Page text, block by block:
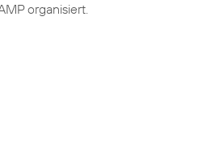
organisiert.